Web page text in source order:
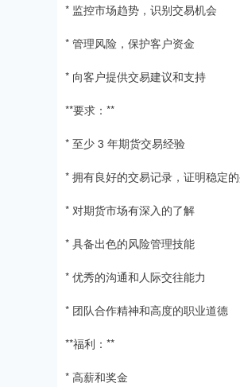
* 监控市场趋势，识别交易机会
* 管理风险，保护客户资金
* 向客户提供交易建议和支持
**要求：**
* 至少 3 年期货交易经验
* 拥有良好的交易记录，证明稳定
* 对期货市场有深入的了解
* 具备出色的风险管理技能
* 优秀的沟通和人际交往能力
* 团队合作精神和高度的职业道德
**福利：**
* 高薪和奖金